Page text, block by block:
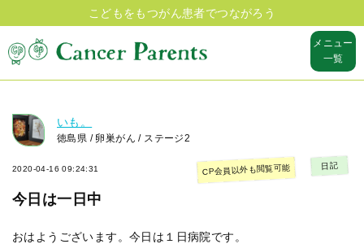
こどもをもつがん患者でつながろう
メニュー
一覧
いも。
徳島県 / 卵巣がん / ステージ2
2020-04-16 09:24:31
今日は一日中
CP会員以外も閲覧可能 日記
おはようございます。今日は１日病院です。